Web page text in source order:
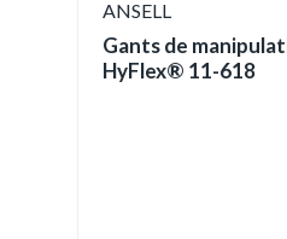
ANSELL
Gants de
HyFlex® 11-618